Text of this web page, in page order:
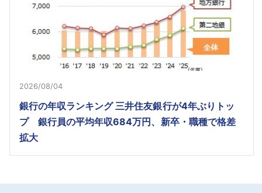
2026/08/04
銀行の年収ランキング 三井住友銀行が4年ぶりトッ
プ 銀行員の平均年収684万円、新卒・職種で格差
拡大